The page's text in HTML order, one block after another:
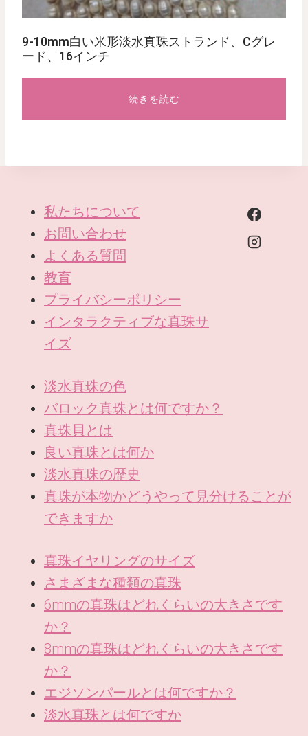
9-10mm白い米形淡水真珠ストランド、Cグレ
ード、16インチ
続きを読む
私たちについて
お問い合わせ
よくある質問
教育
プライバシーポリシー
インタラクティブな真珠サ
イズ
淡水真珠の色
バロック真珠とは何ですか？
真珠貝とは
良い真珠とは何か
淡水真珠の歴史
真珠が本物かどうやって見分けることが
できますか
真珠イヤリングのサイズ
さまざまな種類の真珠
6mmの真珠はどれくらいの大きさです
か？
8mmの真珠はどれくらいの大きさです
か？
エジソンパールとは何ですか？
淡水真珠とは何ですか